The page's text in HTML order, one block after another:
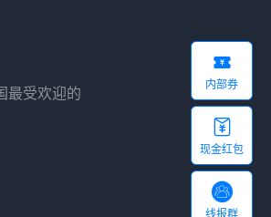
最受欢迎的

内部券

现金红包

线报群